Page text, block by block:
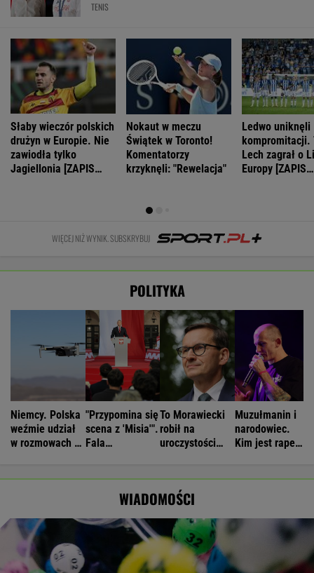
TENIS
Słaby wieczór polskich
drużyn w Europie. Nie
zawiodła tylko
Jagiellonia [ZAPIS
Nokaut w meczu
Świątek w Toronto!
Komentatorzy
krzyknęli: "Rewelacja"
Ledwo uniknęli
kompromitacji.
Lech zagrał o
Europy [ZAPIS
WIĘCEJ NIŻ WYNIK. SUBSKRYBUJ
POLITYKA
Niemcy. Polska
weźmie udział
w rozmowach o
"Przypomina się
scena z 'Misia'".
Fala
To Morawiecki
robił na
uroczystości
Muzułmanin i
narodowiec.
Kim jest raper,
WIADOMOŚCI